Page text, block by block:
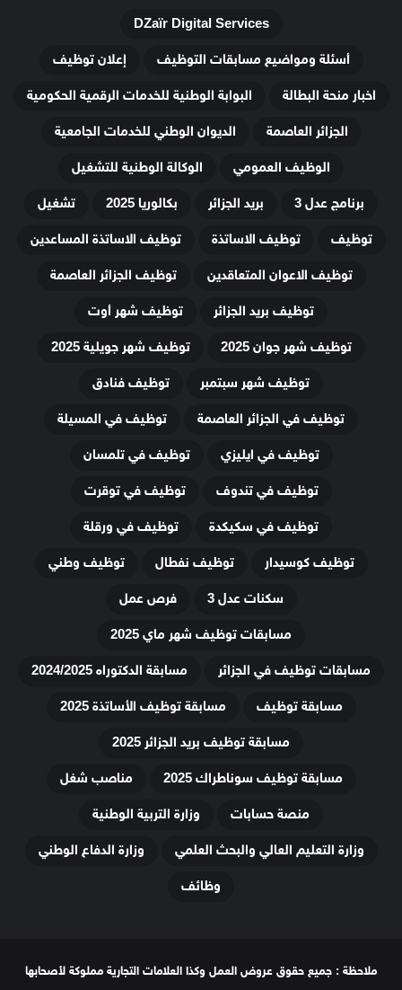
DZaïr Digital Services
أسئلة ومواضيع مسابقات التوظيف
إعلان توظيف
اخبار منحة البطالة
البوابة الوطنية للخدمات الرقمية الحكومية
الجزائر العاصمة
الديوان الوطني للخدمات الجامعية
الوظيف العمومي
الوكالة الوطنية للتشغيل
برنامج عدل 3
بريد الجزائر بكالوريا 2025
تشغيل
توظيف
توظيف الاساتذة
توظيف الاساتذة المساعدين
توظيف الاعوان المتعاقدين
توظيف الجزائر العاصمة
توظيف بريد الجزائر
توظيف شهر أوت
توظيف شهر جوان 2025
توظيف شهر جويلية 2025
توظيف شهر سبتمبر
توظيف فنادق
توظيف في الجزائر العاصمة
توظيف في المسيلة
توظيف في ايليزي
توظيف في تلمسان
توظيف في تندوف
توظيف في توقرت
توظيف في سكيكدة
توظيف في ورقلة
توظيف كوسيدار
توظيف نفطال
توظيف وطني
سكنات عدل 3
فرص عمل
مسابقات توظيف شهر ماي 2025
مسابقات توظيف في الجزائر
مسابقة الدكتوراه 2024/2025
مسابقة توظيف
مسابقة توظيف الأساتذة 2025
مسابقة توظيف بريد الجزائر 2025
مسابقة توظيف سوناطراك 2025
مناصب شغل
منصة حسابات
وزارة التربية الوطنية
وزارة التعليم العالي والبحث العلمي
وزارة الدفاع الوطني
وظائف
ملاحظة : جميع حقوق عروض العمل وكذا العلامات التجارية مملوكة لأصحابها